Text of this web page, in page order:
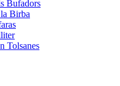
Bufadors
Birba
Tolsanes